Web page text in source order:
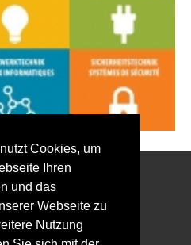
Cookies, um
Ihren
und das
Webseite zu
Nutzung
Newsletter?